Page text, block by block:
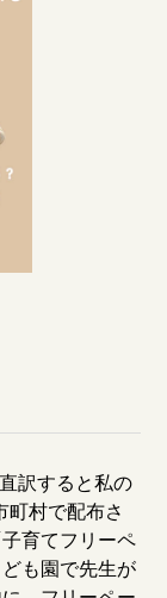
訳すると私の
町村で配布さ
育てフリーペ
も園で先生が